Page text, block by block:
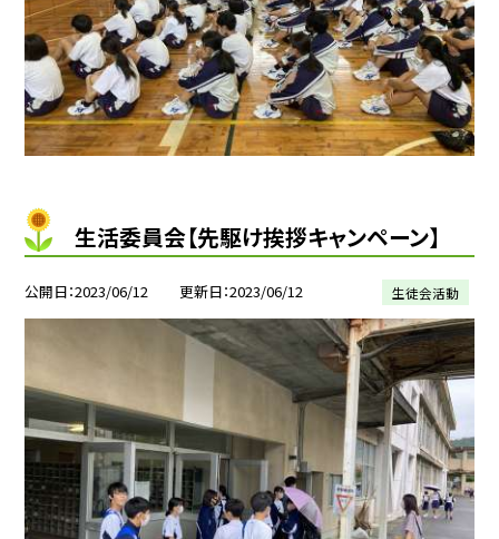
生活委員会【先駆け挨拶キャンペーン】
公開日 2023/06/12 更新日 2023/06/12 生徒会活動